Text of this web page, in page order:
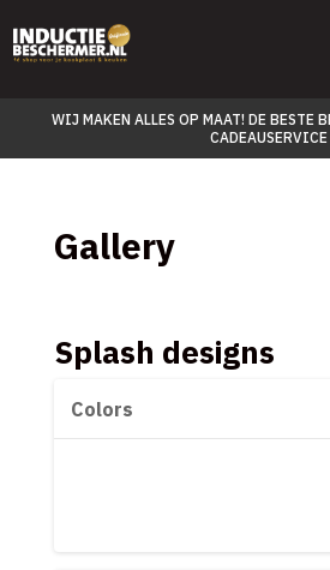
WIJ MAKEN ALLES OP MAAT! DE BESTE
CADEAUSERVICE
Gallery
Splash designs
Colors